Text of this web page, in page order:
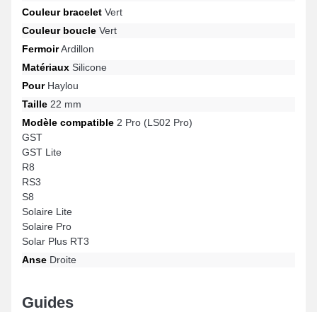
Couleur bracelet Vert
Couleur boucle Vert
FermoirArdillon
Matériaux Silicone
PourHaylou
Taille 22 mm
Modèle compatible 2 Pro (LS02 Pro)
GST
GST Lite
R8
RS3
S8
Solaire Lite
Solaire Pro
Solar Plus RT3
Anse Droite
Guides